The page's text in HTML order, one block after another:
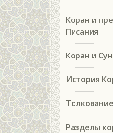
Коран и
Писания
Коран и
История
Разделы